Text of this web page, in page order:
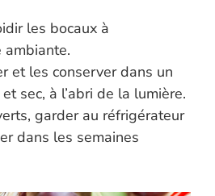
les bocaux à
et les conserver dans un
sec, à l’abri de la lumière.
garder au réfrigérateur
dans les semaines